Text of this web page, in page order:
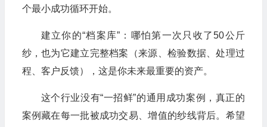
个最小成功循环开始。
建立你的“档案库”：哪怕第一次只收了50公斤
纱，也为它建立完整档案（来源、检验数据、处理过
程、客户反馈），这是你未来最重要的资产。
这个行业没有“一招鲜”的通用成功案例，真正的
案例藏在每一批被成功交易、增值的纱线背后。希望